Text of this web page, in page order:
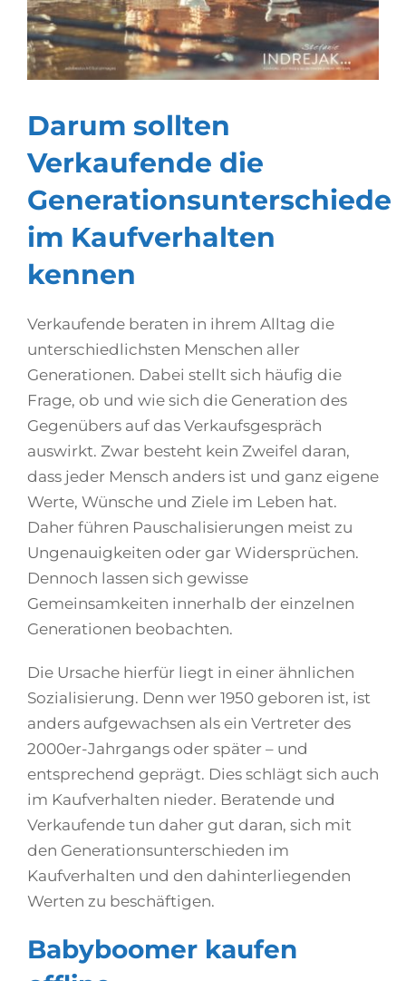
Darum sollten
Verkaufende die
Generationsunterschiede
im Kaufverhalten
kennen
Verkaufende beraten in ihrem Alltag die
unterschiedlichsten Menschen aller
Generationen. Dabei stellt sich häufig die
Frage, ob und wie sich die Generation des
Gegenübers auf das Verkaufsgespräch
auswirkt. Zwar besteht kein Zweifel daran,
dass jeder Mensch anders ist und ganz eigene
Werte, Wünsche und Ziele im Leben hat.
Daher führen Pauschalisierungen meist zu
Ungenauigkeiten oder gar Widersprüchen.
Dennoch lassen sich gewisse
Gemeinsamkeiten innerhalb der einzelnen
Generationen beobachten.
Die Ursache hierfür liegt in einer ähnlichen
Sozialisierung. Denn wer 1950 geboren ist, ist
anders aufgewachsen als ein Vertreter des
2000er-Jahrgangs oder später – und
entsprechend geprägt. Dies schlägt sich auch
im Kaufverhalten nieder. Beratende und
Verkaufende tun daher gut daran, sich mit
den Generationsunterschieden im
Kaufverhalten und den dahinterliegenden
Werten zu beschäftigen.
Babyboomer kaufen